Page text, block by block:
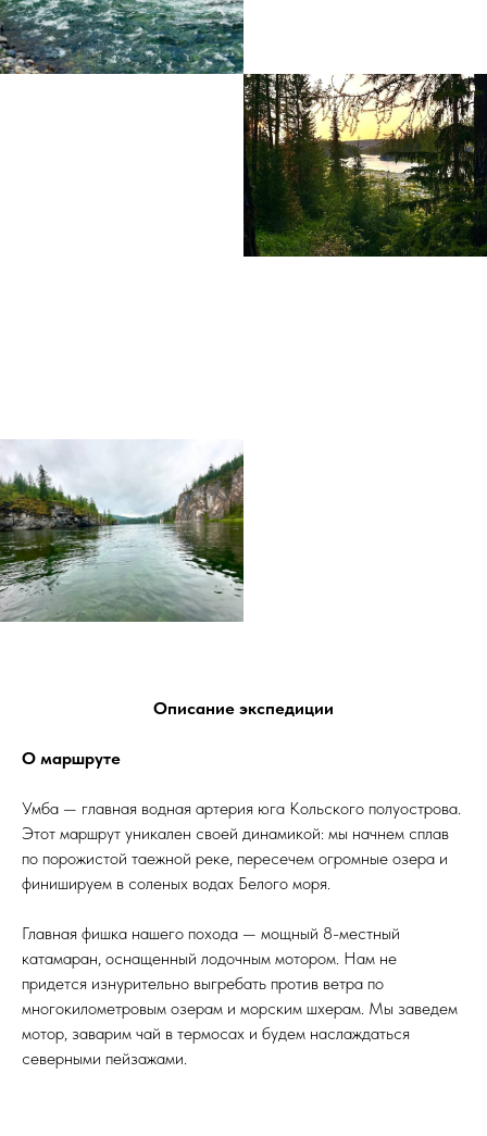
Описание экспедиции
О маршруте
Умба — главная водная артерия юга Кольского полуострова.
Этот маршрут уникален своей динамикой: мы начнем сплав
по порожистой таежной реке, пересечем огромные озера и
финишируем в соленых водах Белого моря.
Главная фишка нашего похода — мощный 8-местный
катамаран, оснащенный лодочным мотором. Нам не
придется изнурительно выгребать против ветра по
многокилометровым озерам и морским шхерам. Мы заведем
мотор, заварим чай в термосах и будем наслаждаться
северными пейзажами.